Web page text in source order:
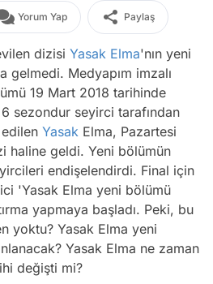
Yorum Yap Paylaş
dizisi Yasak Elma'nın yeni
gelmedi. Medyapım imzalı
19 Mart 2018 tarihinde
sezondur seyirci tarafından
Yasak Elma, Pazartesi
haline geldi. Yeni bölümün
endişelendirdi. Final için
'Yasak Elma yeni bölümü
yapmaya başladı. Peki, bu
yoktu? Yasak Elma yeni
Yasak Elma ne zaman
değişti mi?